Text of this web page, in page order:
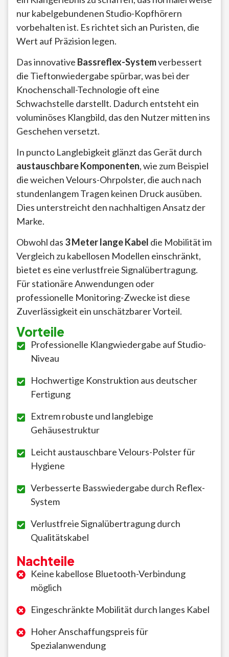
nur kabelgebundenen Studio-Kopfhörern
vorbehalten ist. Es richtet sich an Puristen, die
Wert auf Präzision legen.
Das innovative Bassreflex-Systemverbessert
die Tieftonwiedergabe spürbar, was bei der
Knochenschall-Technologie oft eine
Schwachstelle darstellt. Dadurch entsteht ein
voluminöses Klangbild, das den Nutzer mitten ins
Geschehen versetzt.
In puncto Langlebigkeit glänzt das Gerät durch
austauschbare Komponenten, wie zum Beispiel
die weichen Velours-Ohrpolster, die auch nach
stundenlangem Tragen keinen Druck ausüben.
Dies unterstreicht den nachhaltigen Ansatz der
Marke.
Obwohl das 3 Meter lange Kabel die Mobilität im
Vergleich zu kabellosen Modellen einschränkt,
bietet es eine verlustfreie Signalübertragung.
Für stationäre Anwendungen oder
professionelle Monitoring-Zwecke ist diese
Zuverlässigkeit ein unschätzbarer Vorteil.
Vorteile
Professionelle Klangwiedergabe auf Studio-
Niveau
Hochwertige Konstruktion aus deutscher
Fertigung
Extrem robuste und langlebige
Gehäusestruktur
Leicht austauschbare Velours-Polster für
Hygiene
Verbesserte Basswiedergabe durch Reflex-
System
Verlustfreie Signalübertragung durch
Qualitätskabel
Nachteile
Keine kabellose Bluetooth-Verbindung
möglich
Eingeschränkte Mobilität durch langes Kabel
Hoher Anschaffungspreis für
Spezialanwendung